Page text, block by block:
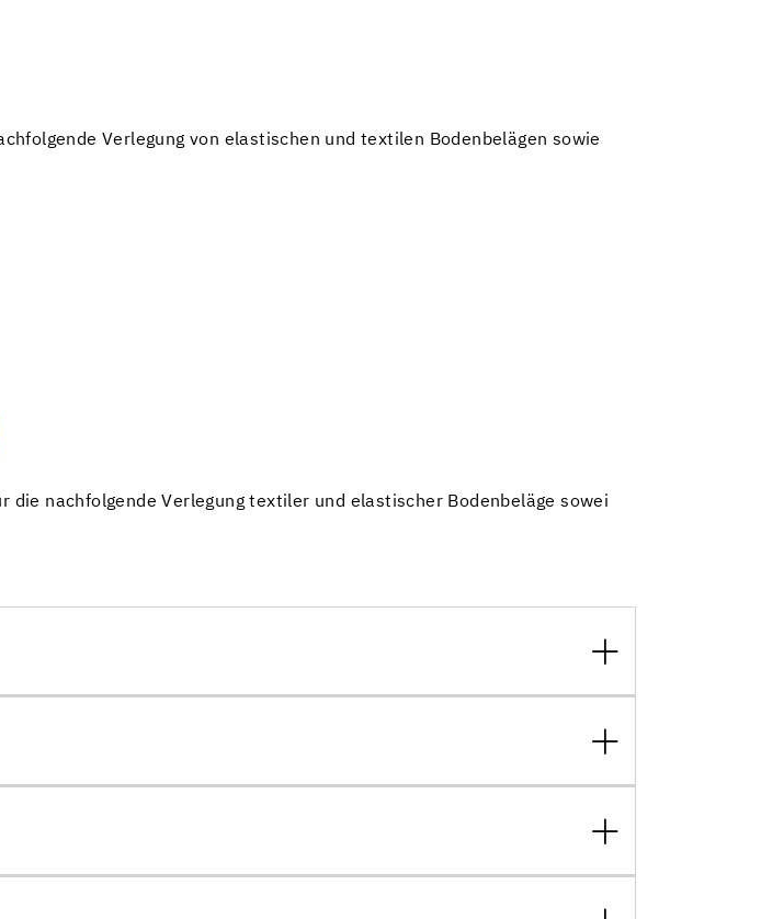
Verlegung von elastischen und textilen Bodenbelägen sowie
nachfolgende Verlegung textiler und elastischer Bodenbeläge sowei